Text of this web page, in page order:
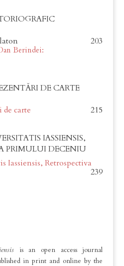
203
Berindei:
DE CARTE
de carte
215
IASSIENSIS,
PRIMULUI DECENIU
Iassiensis, Retrospectiva
239
is an open access journal
in print and online by the